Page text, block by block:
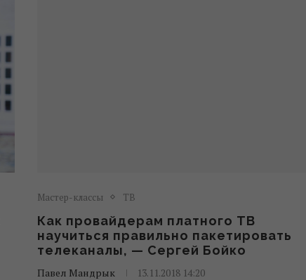
Мастер-классы ТВ
Как провайдерам платного ТВ
научиться правильно пакетировать
телеканалы, — Сергей Бойко
Павел Мандрык 13.11.2018 14:20